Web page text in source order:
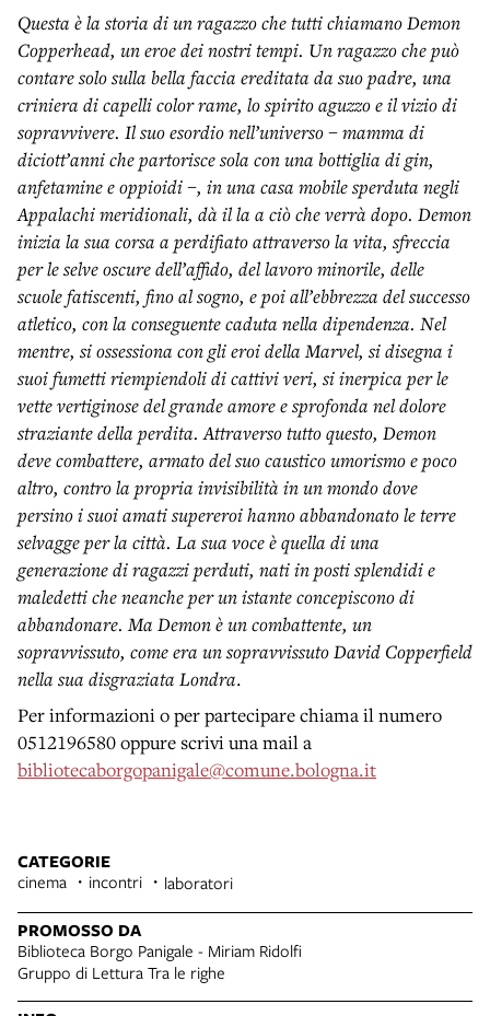
Questa è la storia di un ragazzo che tutti chiamano Demon
Copperhead, un eroe dei nostri tempi. Un ragazzo che può
contare solo sulla bella faccia ereditata da suo padre, una
criniera di capelli color rame, lo spirito aguzzo e il vizio di
sopravvivere. Il suo esordio nell’universo – mamma di
diciott’anni che partorisce sola con una bottiglia di gin,
anfetamine e oppioidi –, in una casa mobile sperduta negli
Appalachi meridionali, dà il la a ciò che verrà dopo. Demon
inizia la sua corsa a perdifiato attraverso la vita, sfreccia
per le selve oscure dell’affido, del lavoro minorile, delle
scuole fatiscenti, fino al sogno, e poi all’ebbrezza del successo
atletico, con la conseguente caduta nella dipendenza. Nel
mentre, si ossessiona con gli eroi della Marvel, si disegna i
suoi fumetti riempiendoli di cattivi veri, si inerpica per le
vette vertiginose del grande amore e sprofonda nel dolore
straziante della perdita. Attraverso tutto questo, Demon
deve combattere, armato del suo caustico umorismo e poco
altro, contro la propria invisibilità in un mondo dove
persino i suoi amati supereroi hanno abbandonato le terre
selvagge per la città. La sua voce è quella di una
generazione di ragazzi perduti, nati in posti splendidi e
maledetti che neanche per un istante concepiscono di
abbandonare. Ma Demon è un combattente, un
sopravvissuto, come era un sopravvissuto David Copperfield
nella sua disgraziata Londra.
Per informazioni o per partecipare chiama il numero
0512196580 oppure scrivi una mail a
bibliotecaborgopanigale@comune.bologna.it
CATEGORIE
cinema incontri laboratori
PROMOSSO DA
Biblioteca Borgo Panigale - Miriam Ridolfi
Gruppo di Lettura Tra le righe